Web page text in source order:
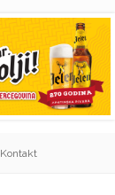
Kontakt